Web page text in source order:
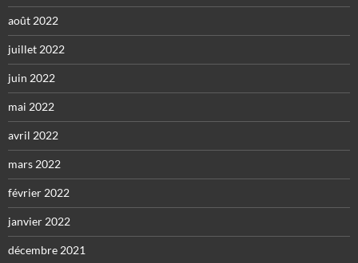
août 2022
juillet 2022
juin 2022
mai 2022
avril 2022
mars 2022
février 2022
janvier 2022
décembre 2021